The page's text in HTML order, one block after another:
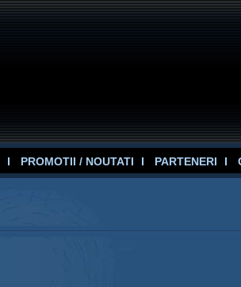
PROMOTII / NOUTATI PARTENERI